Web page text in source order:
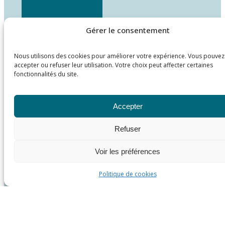
Gérer le consentement
Nous utilisons des cookies pour améliorer votre expérience. Vous pouvez
accepter ou refuser leur utilisation. Votre choix peut affecter certaines
fonctionnalités du site.
Accepter
Refuser
Voir les préférences
Politique de cookies